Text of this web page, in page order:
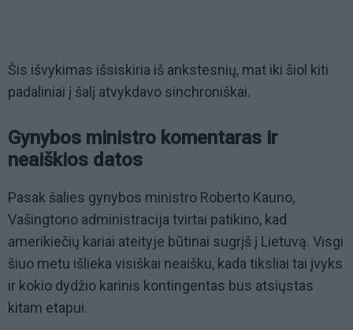
Šis išvykimas išsiskiria iš ankstesnių, mat iki šiol kiti
padaliniai į šalį atvykdavo sinchroniškai.
Gynybos ministro komentaras ir
neaiškios datos
Pasak šalies gynybos ministro Roberto Kauno,
Vašingtono administracija tvirtai patikino, kad
amerikiečių kariai ateityje būtinai sugrįš į Lietuvą. Visgi
šiuo metu išlieka visiškai neaišku, kada tiksliai tai įvyks
ir kokio dydžio karinis kontingentas bus atsiųstas
kitam etapui.